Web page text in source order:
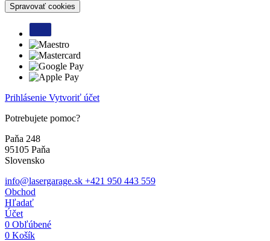
Spravovať cookies
Prihlásenie Vytvoriť účet
Potrebujete pomoc?
Paňa 248
95105 Paňa
Slovensko
info@lasergarage.sk +421 950 443 559
Obchod
Hľadať
Účet
0 Obľúbené
0 Košík